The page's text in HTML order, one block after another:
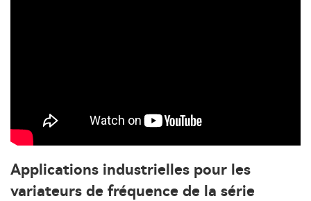
Applications industrielles pour les
variateurs de fréquence de la série